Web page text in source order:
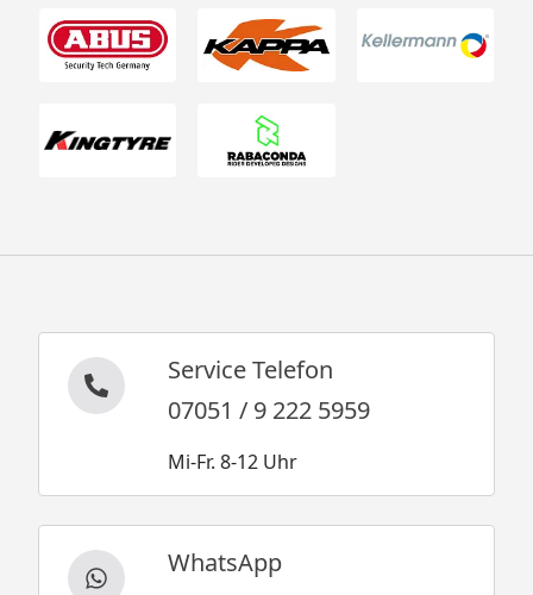
Service Telefon
07051 / 9 222 5959
Mi-Fr. 8-12 Uhr
WhatsApp